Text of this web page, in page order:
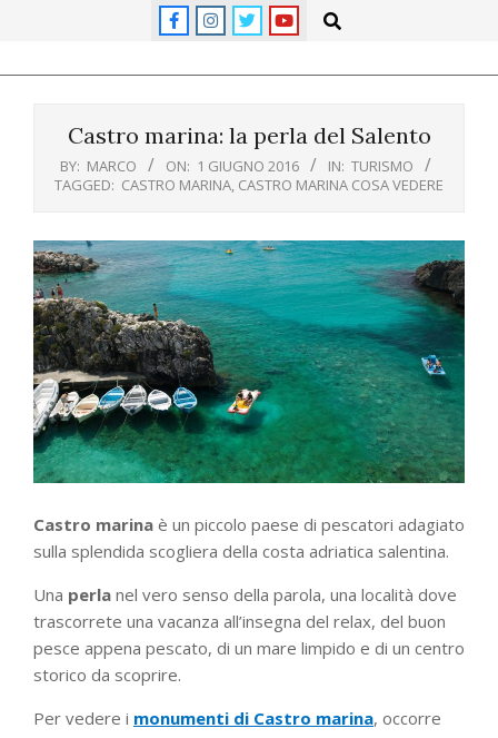
Search
Castro marina: la perla del Salento
BY: MARCO ON: 1 GIUGNO 2016 IN: TURISMO
TAGGED: CASTRO MARINA, CASTRO MARINA COSA VEDERE
Castro marina è un piccolo paese di pescatori adagiato
sulla splendida scogliera della costa adriatica salentina.
Una perla nel vero senso della parola, una località dove
trascorrete una vacanza all’insegna del relax, del buon
pesce appena pescato, di un mare limpido e di un centro
storico da scoprire.
Per vedere i monumenti di Castro marina, occorre